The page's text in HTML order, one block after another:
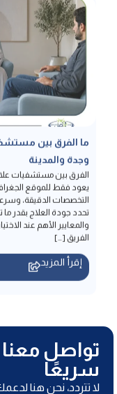
ما الفرق بين
وجدة والمدينة
الفرق بين مستشفيات
التخصصات الدقيقة،
تحدد جودة العلاج بقدر ما
والمعايير الأهم عند
الفريق […]
إقرأ المزيد
تواصل معنا
سريعًا
لا تتردد، نحن هنا